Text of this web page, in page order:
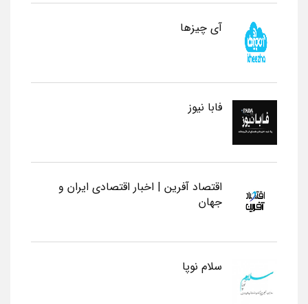
آی چیزها
فابا نیوز
اقتصاد آفرین | اخبار اقتصادی ایران و
جهان
سلام نوپا